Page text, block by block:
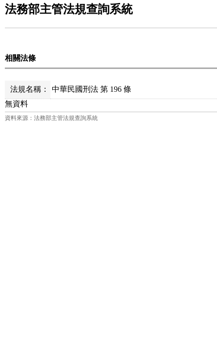
法務部主管法規查詢系統
相關法條
法規名稱：
中華民國刑法 第 196 條
無資料
資料來源：法務部主管法規查詢系統